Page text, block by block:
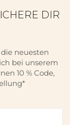
DIR
neuesten
bei unserem
10 % Code,